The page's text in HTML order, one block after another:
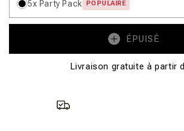
5x Party Pack POPULAIRE
ÉPUISÉ
Livraison gratuite à partir